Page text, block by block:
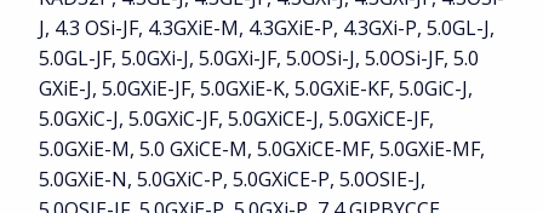
J, 4.3 OSi-JF, 4.3GXiE-M, 4.3GXiE-P, 4.3GXi-P, 5.0GL-J,
5.0GL-JF, 5.0GXi-J, 5.0GXi-JF, 5.0OSi-J, 5.0OSi-JF, 5.0
GXiE-J, 5.0GXiE-JF, 5.0GXiE-K, 5.0GXiE-KF, 5.0GiC-J,
5.0GXiC-J, 5.0GXiC-JF, 5.0GXiCE-J, 5.0GXiCE-JF,
5.0GXiE-M, 5.0 GXiCE-M, 5.0GXiCE-MF, 5.0GXiE-MF,
5.0GXiE-N, 5.0GXiC-P, 5.0GXiCE-P, 5.0OSIE-J,